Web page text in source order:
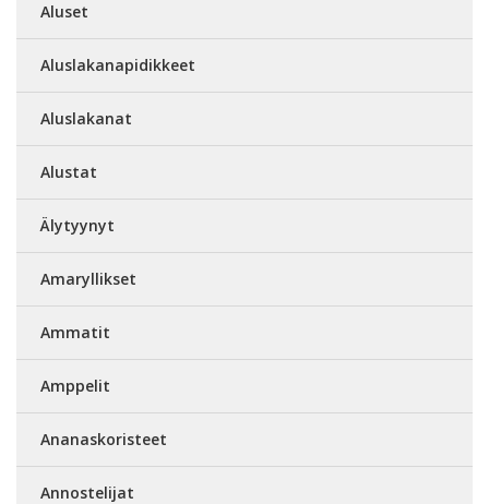
Aluset
Aluslakanapidikkeet
Aluslakanat
Alustat
Älytyynyt
Amaryllikset
Ammatit
Amppelit
Ananaskoristeet
Annostelijat